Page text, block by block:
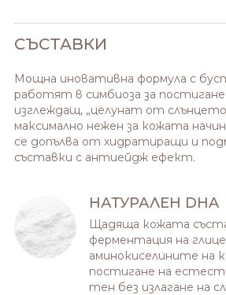
СЪСТАВКИ
Мощна иновативна формула с
работят в симбиоза за
изглеждащ, „целунат от
максимално нежен за кожата
се допълва от хидратиращи и
съставки с антиейдж ефект.
НАТУРАЛЕН DHA
Щадяща кожата
ферментация на
аминокиселините на
постигане на
тен без излагане на